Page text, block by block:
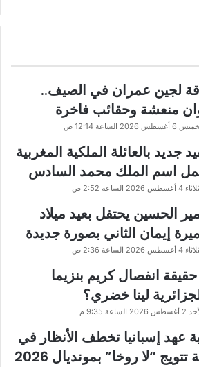
لجين عمران في الصيف..
منعشة وحقائب فاخرة
أغسطس 2026 الساعة 12:14 ص
جديد بالعائلة الملكية المغربية
اسم الملك محمد السادس
2026 الساعة 2:52 ص
الحسين يحتفل بعيد ميلاد
إيمان الثاني بصورة جديدة
2026 الساعة 2:36 ص
انفصال كريم بنزيما
لينا خضري؟
2026 الساعة 9:35 م
عهد إسبانيا تخطف الأنظار في
تتويج “لا روخا” بمونديال 2026